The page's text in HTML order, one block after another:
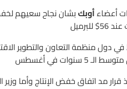
أعضاءأوبكبشان نجاح سعيهم
مد اتفاق خفض الإنتاج وأما